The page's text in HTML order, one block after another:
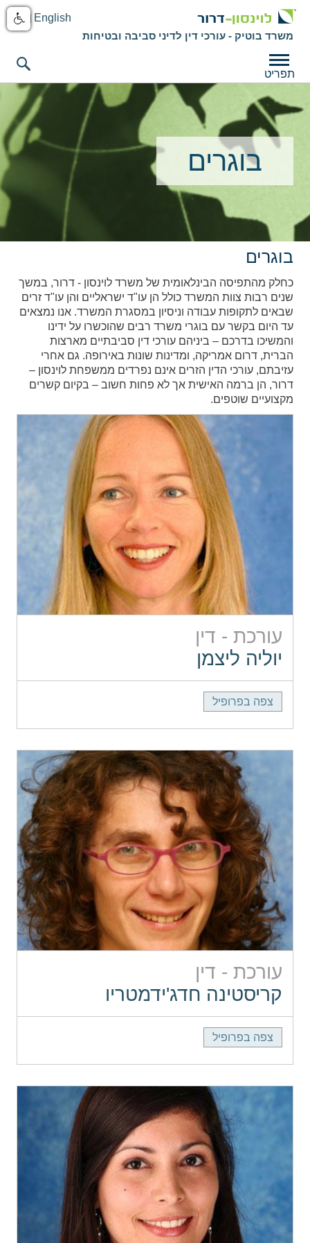
English
משרד בוטיק - עורכי דין לדיני סביבה ובטיחות
תפריט
בוגרים
בוגרים
כחלק מהתפיסה הבינלאומית של משרד לוינסון - דרור, במשך
שנים רבות צוות המשרד כולל הן עו"ד ישראליים והן עו"ד זרים
שבאים לתקופות עבודה וניסיון במסגרת המשרד. אנו נמצאים
עד היום בקשר עם בוגרי משרד רבים שהוכשרו על ידינו
והמשיכו בדרכם – ביניהם עורכי דין סביבתיים מארצות
הברית, דרום אמריקה, ומדינות שונות באירופה. גם אחרי
עזיבתם, עורכי הדין הזרים אינם נפרדים ממשפחת לוינסון –
דרור, הן ברמה האישית אך לא פחות חשוב – בקיום קשרים
מקצועיים שוטפים.
עורכת - דין
יוליה ליצמן
צפה בפרופיל
עורכת - דין
קריסטינה חדג'ידמטריו
צפה בפרופיל